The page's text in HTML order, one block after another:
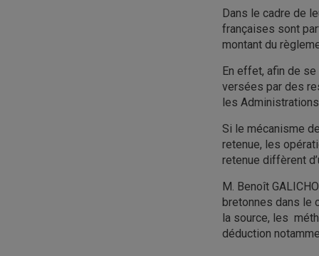
Dans le cadre de
françaises sont
montant du
En effet, afin de
versées par des
les
Si le mécanisme
retenue, les
retenue diffèrent
M. Benoît
bretonnes dans le
la source, les
déduction